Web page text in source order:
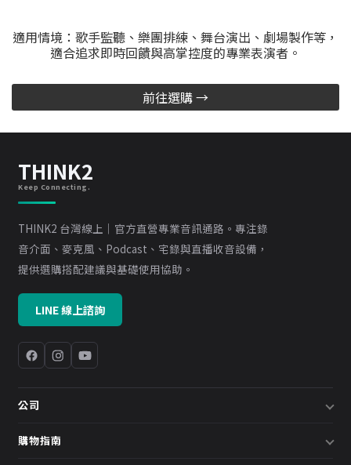
適用情境：歌手監聽、樂團排練、舞台演出、劇場製作等，
適合追求即時回饋與高掌控度的專業表演者。
前往選購 →
THINK2
Keep Connecting.
THINK2 台灣線上｜官方直營專業音訊通路。專注錄
音介面、麥克風、Podcast、宅錄與直播收音設備，
提供選購搭配建議與基礎使用協助。
LINE 線上諮詢
公司
關於我們
購物指南